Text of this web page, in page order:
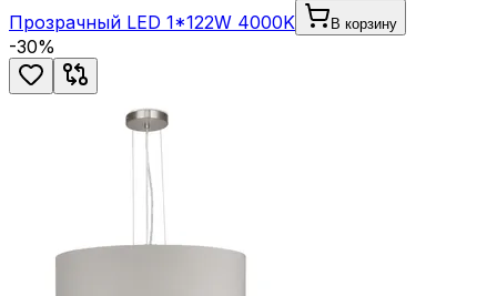
Прозрачный LED 1*122W 4000K
В корзину
-30%